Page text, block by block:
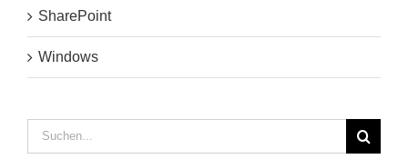
SharePoint
Windows
Suche
nach: